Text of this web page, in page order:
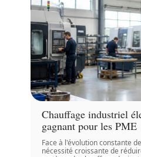
Chauffage industriel
gagnant pour les PME
Face à l'évolution constante
nécessité croissante de